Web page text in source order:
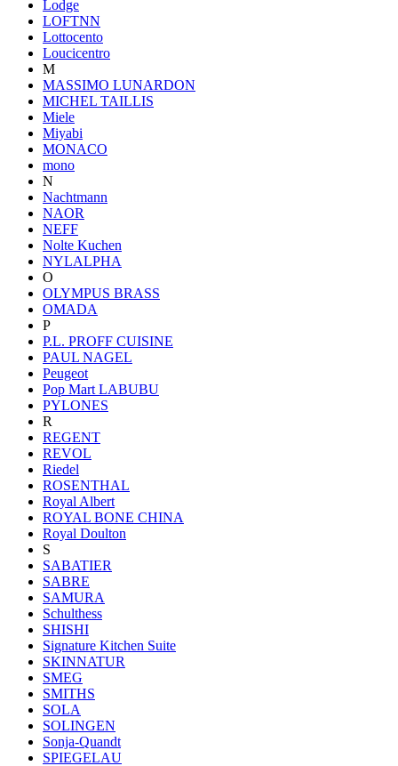
Lodge
LOFTNN
Lottocento
Loucicentro
M
MASSIMO LUNARDON
MICHEL TAILLIS
Miele
Miyabi
MONACO
mono
N
Nachtmann
NAOR
NEFF
Nolte Kuchen
NYLALPHA
O
OLYMPUS BRASS
OMADA
P
P.L. PROFF CUISINE
PAUL NAGEL
Peugeot
Pop Mart LABUBU
PYLONES
R
REGENT
REVOL
Riedel
ROSENTHAL
Royal Albert
ROYAL BONE CHINA
Royal Doulton
S
SABATIER
SABRE
SAMURA
Schulthess
SHISHI
Signature Kitchen Suite
SKINNATUR
SMEG
SMITHS
SOLA
SOLINGEN
Sonja-Quandt
SPIEGELAU